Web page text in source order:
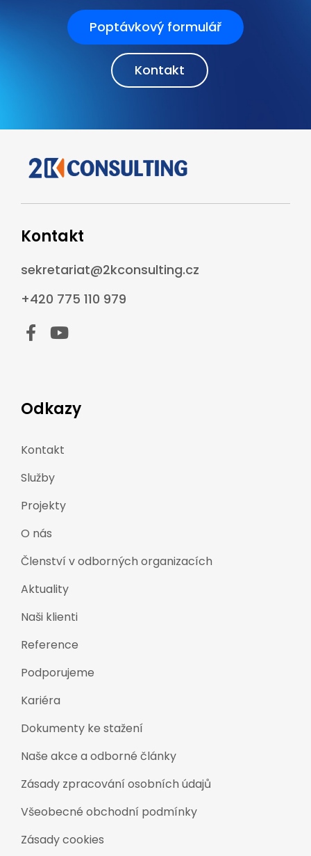
Poptávkový formulář
Kontakt
Kontakt
sekretariat@2kconsulting.cz
+420 775 110 979
Odkazy
Kontakt
Služby
Projekty
O nás
Členství v odborných organizacích
Aktuality
Naši klienti
Reference
Podporujeme
Kariéra
Dokumenty ke stažení
Naše akce a odborné články
Zásady zpracování osobních údajů
Všeobecné obchodní podmínky
Zásady cookies